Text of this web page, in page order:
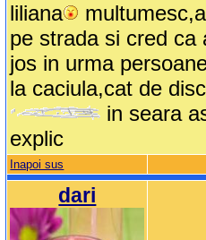
liliana
pe strada si cred ca
jos in urma
la caciula,cat de
in seara
explic
Inapoi sus
dari